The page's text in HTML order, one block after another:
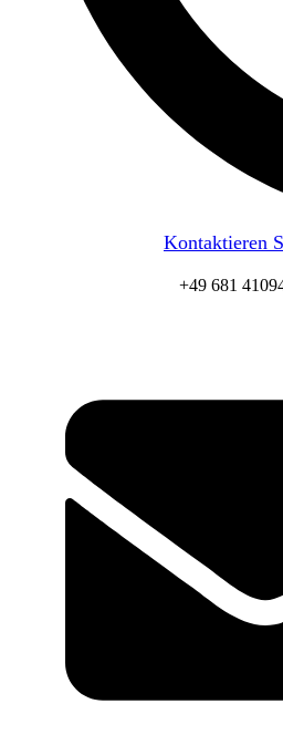
Kontaktieren
+49 681